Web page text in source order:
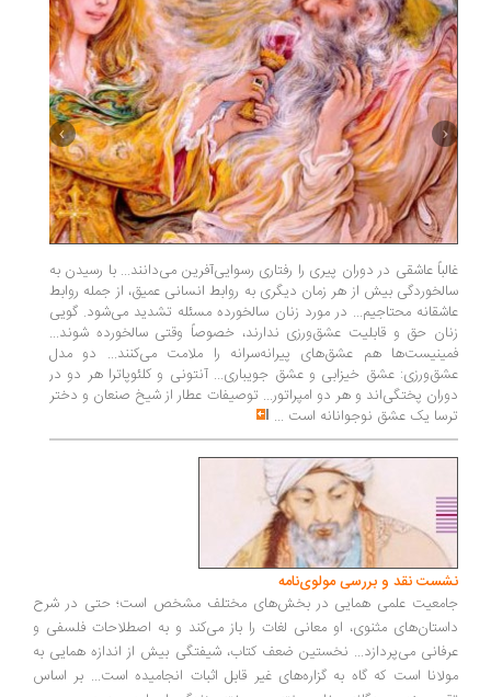
غالباً عاشقی در دوران پیری را رفتاری رسوایی‌آفرین می‌دانند... با رسیدن به
سالخوردگی بیش از هر زمان دیگری به روابط انسانی عمیق، از جمله روابط
عاشقانه محتاجیم... در مورد زنان سالخورده مسئله تشدید می‌شود. گویی
زنان حق و قابلیت عشق‌ورزی ندارند، خصوصاً وقتی سالخورده شوند...
فمینیست‌ها هم عشق‌های پیرانه‌سرانه را ملامت می‌کنند... دو مدل
عشق‌ورزی: عشق خیزابی و عشق جویباری... آنتونی و کلئوپاترا هر دو در
دوران پختگی‌اند و هر دو امپراتور... توصیفات عطار از شیخ صنعان و دختر
ترسا یک عشق نوجوانانه است ...
نشست نقد و بررسی مولوی‌نامه
جامعیت علمی همایی در بخش‌های مختلف مشخص است؛ حتی در شرح
داستان‌های مثنوی، او معانی لغات را باز می‌کند و به اصطلاحات فلسفی و
عرفانی می‌پردازد... نخستین ضعف کتاب، شیفتگی بیش از اندازه همایی به
مولانا است که گاه به گزاره‌های غیر قابل اثبات انجامیده است... بر اساس